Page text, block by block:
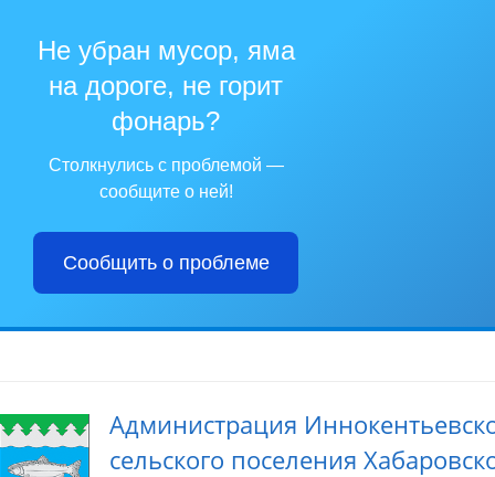
Не убран мусор, яма
на дороге, не горит
фонарь?
Столкнулись с проблемой —
сообщите о ней!
Сообщить о проблеме
Администрация
сельского поселения